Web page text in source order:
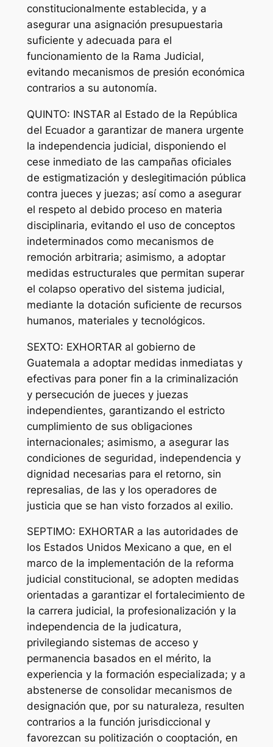
constitucionalmente establecida, y a
asegurar una asignación presupuestaria
suficiente y adecuada para el
funcionamiento de la Rama Judicial,
evitando mecanismos de presión económica
contrarios a su autonomía.
QUINTO: INSTAR al Estado de la República
del Ecuador a garantizar de manera urgente
la independencia judicial, disponiendo el
cese inmediato de las campañas oficiales
de estigmatización y deslegitimación pública
contra jueces y juezas; así como a asegurar
el respeto al debido proceso en materia
disciplinaria, evitando el uso de conceptos
indeterminados como mecanismos de
remoción arbitraria; asimismo, a adoptar
medidas estructurales que permitan superar
el colapso operativo del sistema judicial,
mediante la dotación suficiente de recursos
humanos, materiales y tecnológicos.
SEXTO: EXHORTAR al gobierno de
Guatemala a adoptar medidas inmediatas y
efectivas para poner fin a la criminalización
y persecución de jueces y juezas
independientes, garantizando el estricto
cumplimiento de sus obligaciones
internacionales; asimismo, a asegurar las
condiciones de seguridad, independencia y
dignidad necesarias para el retorno, sin
represalias, de las y los operadores de
justicia que se han visto forzados al exilio.
SEPTIMO: EXHORTAR a las autoridades de
los Estados Unidos Mexicano a que, en el
marco de la implementación de la reforma
judicial constitucional, se adopten medidas
orientadas a garantizar el fortalecimiento de
la carrera judicial, la profesionalización y la
independencia de la judicatura,
privilegiando sistemas de acceso y
permanencia basados en el mérito, la
experiencia y la formación especializada; y a
abstenerse de consolidar mecanismos de
designación que, por su naturaleza, resulten
contrarios a la función jurisdiccional y
favorezcan su politización o cooptación, en